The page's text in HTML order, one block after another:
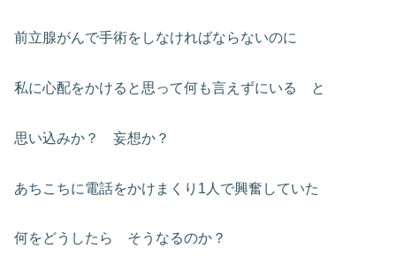
前立腺がんで手術をしなければならないのに
私に心配をかけると思って何も言えずにいる と
思い込みか？ 妄想か？
あちこちに電話をかけまくり1人で興奮していた
何をどうしたら そうなるのか？